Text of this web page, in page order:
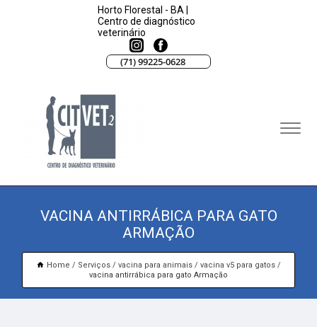
Horto Florestal - BA |
Centro de diagnóstico
veterinário
(71) 99225-0628
VACINA ANTIRRÁBICA PARA GATO
ARMAÇÃO
Home Serviços vacina para animais
vacina v5 para gatos
vacina antirrábica para gato Armação